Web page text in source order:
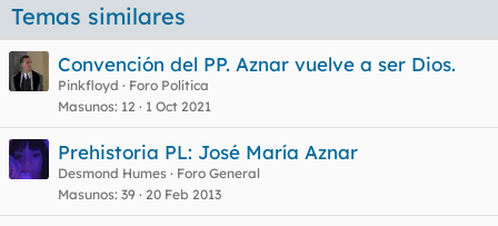
Temas similares
Convención del PP. Aznar vuelve a ser Dios.
Pinkfloyd
Foro Política
Masunos 12 1 Oct 2021
Prehistoria PL: José María Aznar
Desmond Humes
Foro General
Masunos 39 20 Feb 2013